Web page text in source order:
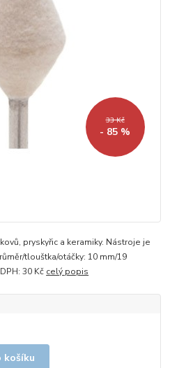
33 Kč
- 85 %
pryskyřic a keramiky. Nástroje je
tlouštka/otáčky: 10 mm/19
30 Kč celý popis
košíku